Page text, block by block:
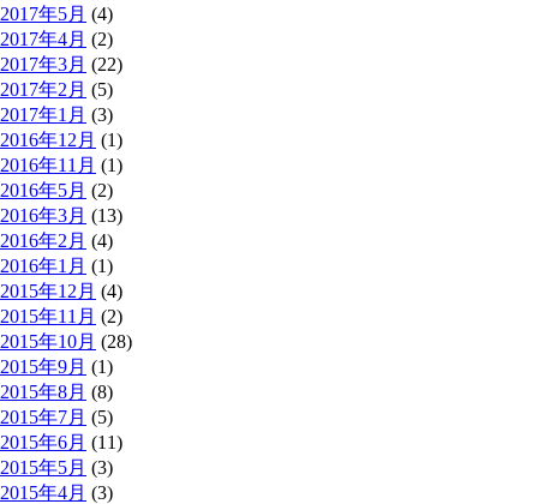
2017年5月 (4)
2017年4月 (2)
2017年3月 (22)
2017年2月 (5)
2017年1月 (3)
2016年12月 (1)
2016年11月 (1)
2016年5月 (2)
2016年3月 (13)
2016年2月 (4)
2016年1月 (1)
2015年12月 (4)
2015年11月 (2)
2015年10月 (28)
2015年9月 (1)
2015年8月 (8)
2015年7月 (5)
2015年6月 (11)
2015年5月 (3)
2015年4月 (3)